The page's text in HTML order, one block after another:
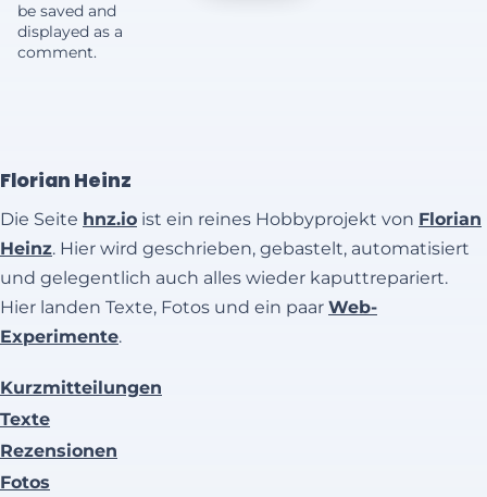
be saved and
displayed as a
comment.
Florian Heinz
Die Seite hnz.io ist ein reines Hobbyprojekt von Florian
Heinz. Hier wird geschrieben, gebastelt, automatisiert
und gelegentlich auch alles wieder kaputtrepariert.
Hier landen Texte, Fotos und ein paar Web-
Experimente.
Kurzmitteilungen
Texte
Rezensionen
Fotos